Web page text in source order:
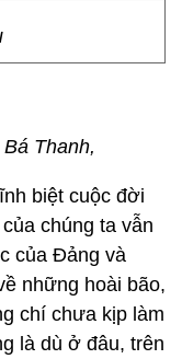
Thanh,
biệt cuộc đời
của chúng ta vẫn
của Đảng và
những hoài bão,
chí chưa kịp làm
là dù ở đâu, trên